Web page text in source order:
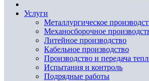
Услуги
Металлургическое
Механосборочное
Литейное производство
Кабельное производство
Производство и передача
Испытания и контроль
Подрядные работы